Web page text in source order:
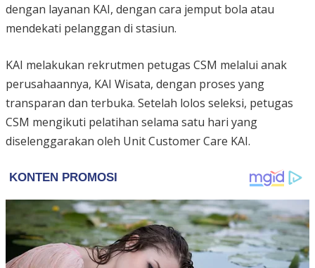
dengan layanan KAI, dengan cara jemput bola atau
mendekati pelanggan di stasiun.
KAI melakukan rekrutmen petugas CSM melalui anak
perusahaannya, KAI Wisata, dengan proses yang
transparan dan terbuka. Setelah lolos seleksi, petugas
CSM mengikuti pelatihan selama satu hari yang
diselenggarakan oleh Unit Customer Care KAI.